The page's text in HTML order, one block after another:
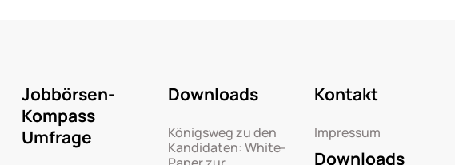
Jobbörsen-
Kompass
Umfrage
Downloads
Königsweg zu den
Kandidaten: White-
Kontakt
Impressum
Downloads